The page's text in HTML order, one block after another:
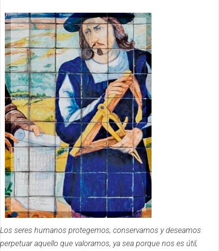
Los seres humanos protegemos, conservamos y deseamos
perpetuar aquello que valoramos, ya sea porque nos es útil,